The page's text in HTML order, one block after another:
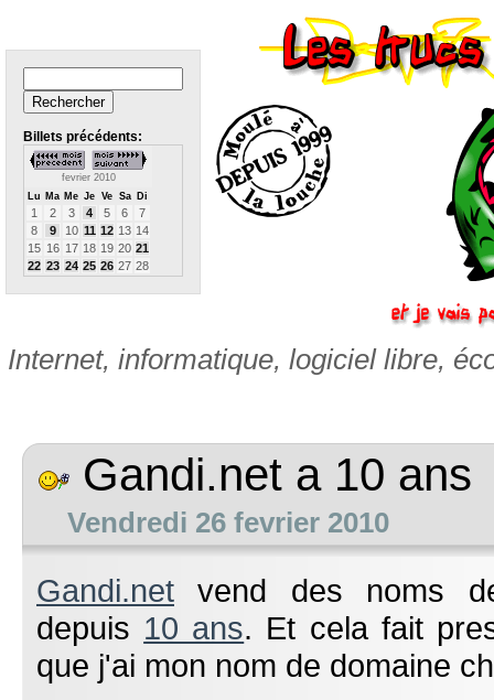
Billets précédents:
fevrier 2010
Lu Ma Me Je Ve Sa Di
1 2 3 4 5 6
7
8
9 10 11 12 13 14
15 16 17 18 19 20 21
22 23 24 25 26 27 28
Internet, informatique, logiciel libre,
Gandi.net a 10 ans
Vendredi 26 fevrier 2010
Gandi.net vend des noms
depuis 10 ans. Et cela fait
que j'ai mon nom de domaine